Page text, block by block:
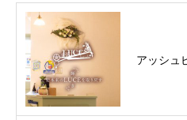
アッシュ